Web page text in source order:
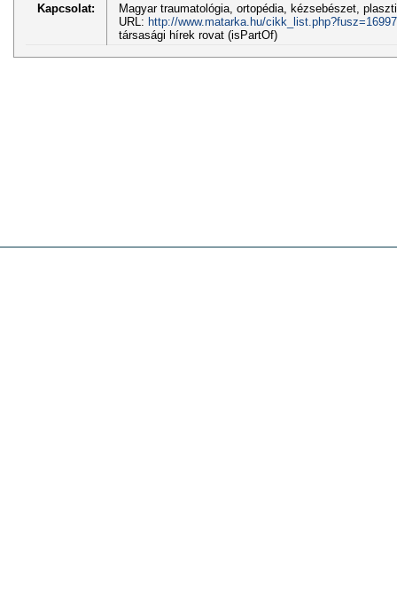
Kapcsolat:
Magyar traumatológia, ortopédia, kézsebészet,
URL: http://www.matarka.hu/cikk_list.php?fusz=16997
társasági hírek rovat (isPartOf)